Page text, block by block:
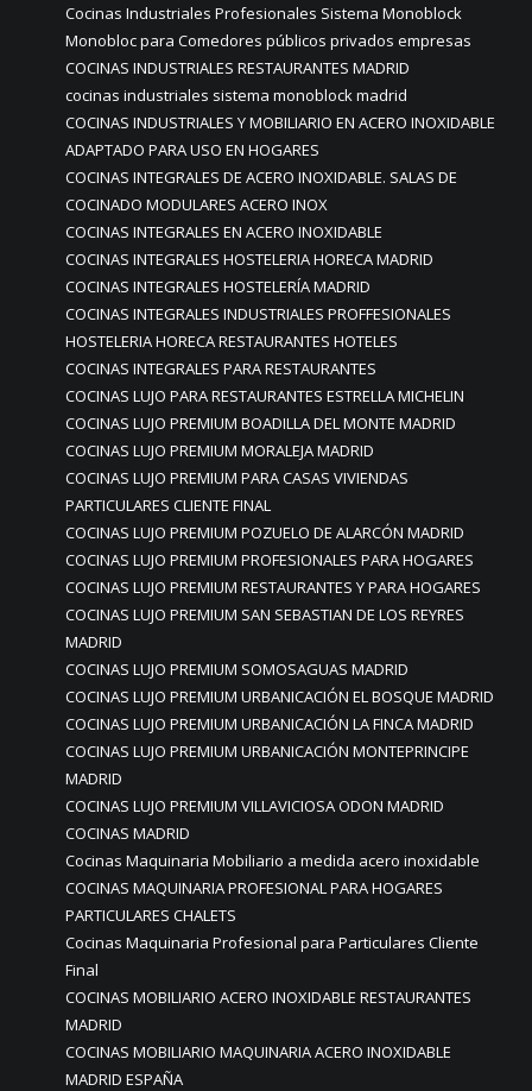
Cocinas Industriales Profesionales Sistema Monoblock
Monobloc para Comedores públicos privados empresas
COCINAS INDUSTRIALES RESTAURANTES MADRID
cocinas industriales sistema monoblock madrid
COCINAS INDUSTRIALES Y MOBILIARIO EN ACERO INOXIDABLE
ADAPTADO PARA USO EN HOGARES
COCINAS INTEGRALES DE ACERO INOXIDABLE. SALAS DE
COCINADO MODULARES ACERO INOX
COCINAS INTEGRALES EN ACERO INOXIDABLE
COCINAS INTEGRALES HOSTELERIA HORECA MADRID
COCINAS INTEGRALES HOSTELERÍA MADRID
COCINAS INTEGRALES INDUSTRIALES PROFFESIONALES
HOSTELERIA HORECA RESTAURANTES HOTELES
COCINAS INTEGRALES PARA RESTAURANTES
COCINAS LUJO PARA RESTAURANTES ESTRELLA MICHELIN
COCINAS LUJO PREMIUM BOADILLA DEL MONTE MADRID
COCINAS LUJO PREMIUM MORALEJA MADRID
COCINAS LUJO PREMIUM PARA CASAS VIVIENDAS
PARTICULARES CLIENTE FINAL
COCINAS LUJO PREMIUM POZUELO DE ALARCÓN MADRID
COCINAS LUJO PREMIUM PROFESIONALES PARA HOGARES
COCINAS LUJO PREMIUM RESTAURANTES Y PARA HOGARES
COCINAS LUJO PREMIUM SAN SEBASTIAN DE LOS REYRES
MADRID
COCINAS LUJO PREMIUM SOMOSAGUAS MADRID
COCINAS LUJO PREMIUM URBANICACIÓN EL BOSQUE MADRID
COCINAS LUJO PREMIUM URBANICACIÓN LA FINCA MADRID
COCINAS LUJO PREMIUM URBANICACIÓN MONTEPRINCIPE
MADRID
COCINAS LUJO PREMIUM VILLAVICIOSA ODON MADRID
COCINAS MADRID
Cocinas Maquinaria Mobiliario a medida acero inoxidable
COCINAS MAQUINARIA PROFESIONAL PARA HOGARES
PARTICULARES CHALETS
Cocinas Maquinaria Profesional para Particulares Cliente
Final
COCINAS MOBILIARIO ACERO INOXIDABLE RESTAURANTES
MADRID
COCINAS MOBILIARIO MAQUINARIA ACERO INOXIDABLE
MADRID ESPAÑA